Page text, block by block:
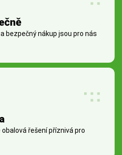
bezpečný nákup jsou pro nás
řešení příznivá pro